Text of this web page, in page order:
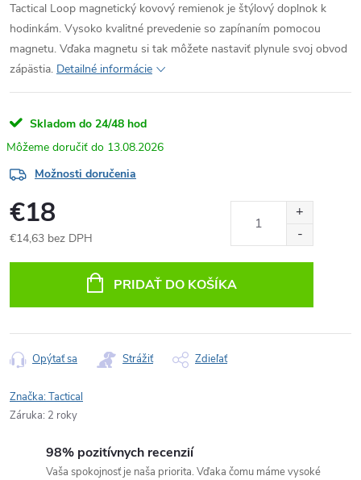
Tactical Loop magnetický kovový remienok je štýlový doplnok k
hodinkám. Vysoko kvalitné prevedenie so zapínaním pomocou
magnetu. Vďaka magnetu si tak môžete nastaviť plynule svoj obvod
zápästia. Detailné informácie
Skladom do 24/48 hod
13.08.2026
Možnosti doručenia
€18
€14,63 bez DPH
PRIDAŤ DO KOŠÍKA
Opýtať sa Strážiť Zdieľať
Značka:Tactical
Záruka: 2 roky
98% pozitívnych recenzií
Vaša spokojnosť je naša priorita. Vďaka čomu máme vysoké